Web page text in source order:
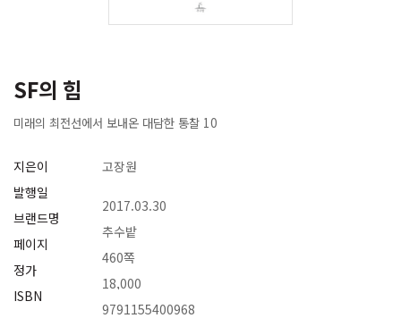
SF의 힘
미래의 최전선에서 보내온 대담한 통찰 10
지은이
발행일
브랜드명
페이지
정가
ISBN
고장원
2017.03.30
추수밭
460쪽
18,000
9791155400968